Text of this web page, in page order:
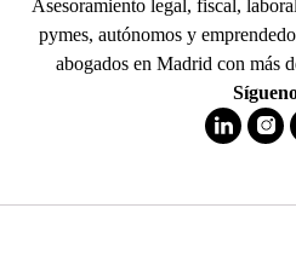
Asesoramiento legal, fiscal,
pymes, autónomos y
abogados en Madrid con más